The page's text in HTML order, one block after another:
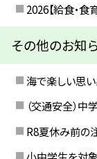
2026【給食・食
その他のお知
海で楽しい思
（交通安全）
R8夏休み前の